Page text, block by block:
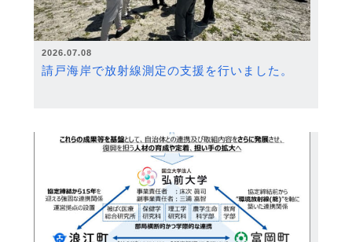
2026.07.08
請戸海岸で放射線測定の支援を行いました。